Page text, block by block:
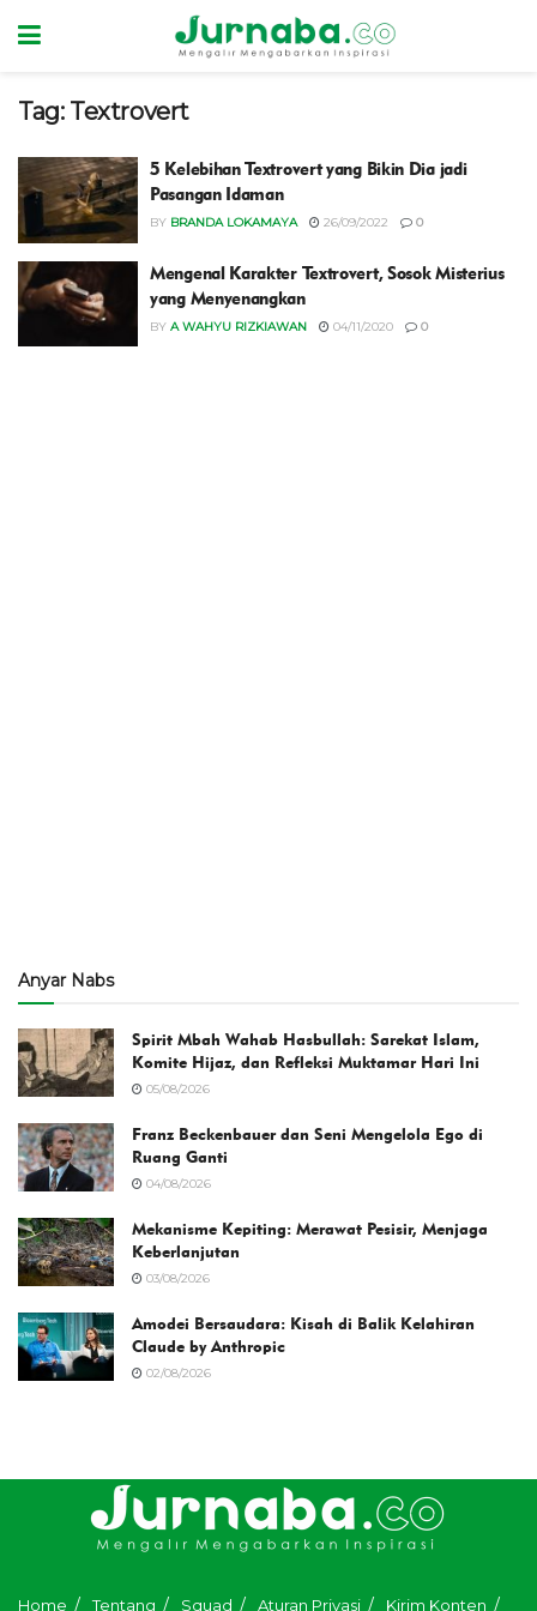
Tag: Textrovert
5 Kelebihan Textrovert yang Bikin Dia jadi
Pasangan Idaman
BY BRANDA LOKAMAYA 26/09/2022 0
Mengenal Karakter Textrovert, Sosok Misterius
yang Menyenangkan
BY A WAHYU RIZKIAWAN 04/11/2020 0
Anyar Nabs
Spirit Mbah Wahab Hasbullah: Sarekat Islam,
Komite Hijaz, dan Refleksi Muktamar Hari Ini
05/08/2026
Franz Beckenbauer dan Seni Mengelola Ego di
Ruang Ganti
04/08/2026
Mekanisme Kepiting: Merawat Pesisir, Menjaga
Keberlanjutan
03/08/2026
Amodei Bersaudara: Kisah di Balik Kelahiran
Claude by Anthropic
02/08/2026
Home Tentang Squad Aturan Privasi Kirim Konten